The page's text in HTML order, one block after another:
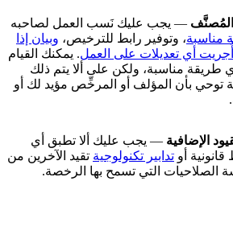
— يجب عليك نَسب العمل لصاحبه
مناسبة، وتوفير رابط للترخيص، وبيان إذا
أي تعديلات على العمل. يمكنك القيام
طريقة مناسبة، ولكن على ألا يتم ذلك
توحي بأن المؤلف أو المرخِّص مؤيد لك أو
الإضافية — يجب عليك ألا تطبق أي
أو تدابير تكنولوجية تقيد الآخرين من
الصلاحيات التي تسمح بها الرخصة.